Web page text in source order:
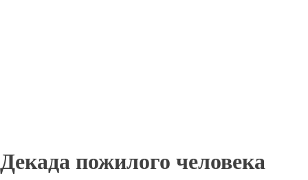
Декада пожилого человека